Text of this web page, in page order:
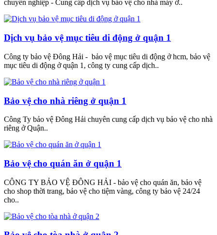
chuyên nghiệp - Cung cấp dịch vụ bảo vệ cho nhà máy ở..
Dịch vụ bảo vệ mục tiêu di động ở quận 1
Công ty bảo vệ Đông Hải - bảo vệ mục tiêu di động ở hcm, bảo vệ
mục tiêu di động ở quận 1, công ty cung cấp dịch..
Bảo vệ cho nhà riêng ở quận 1
Công Ty bảo vệ Đông Hải chuyên cung cấp dịch vụ bảo vệ cho nhà
riêng ở Quận..
Bảo vệ cho quán ăn ở quận 1
CÔNG TY BẢO VỆ ĐÔNG HẢI - bảo vệ cho quán ăn, bảo vệ
cho shop thời trang, bảo vệ cho tiệm vàng, công ty bảo vệ 24/24
cho..